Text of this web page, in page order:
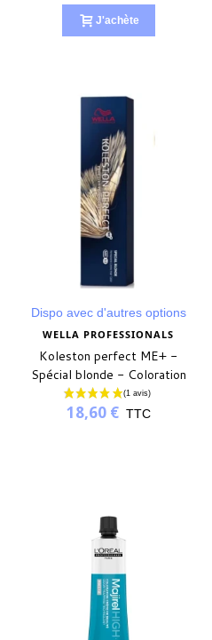
J'achète
Dispo avec d'autres options
WELLA PROFESSIONALS
Koleston perfect ME+ -
Spécial blonde - Coloration
permanente
18,60 € TTC